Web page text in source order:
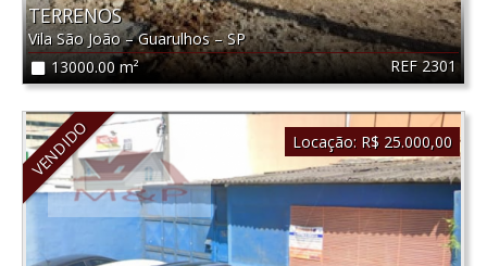
REF 2301
TERRENOS
Vila São João–Guarulhos–SP
13000.00 m²
VENDIDO Locação: R$ 25.000,00